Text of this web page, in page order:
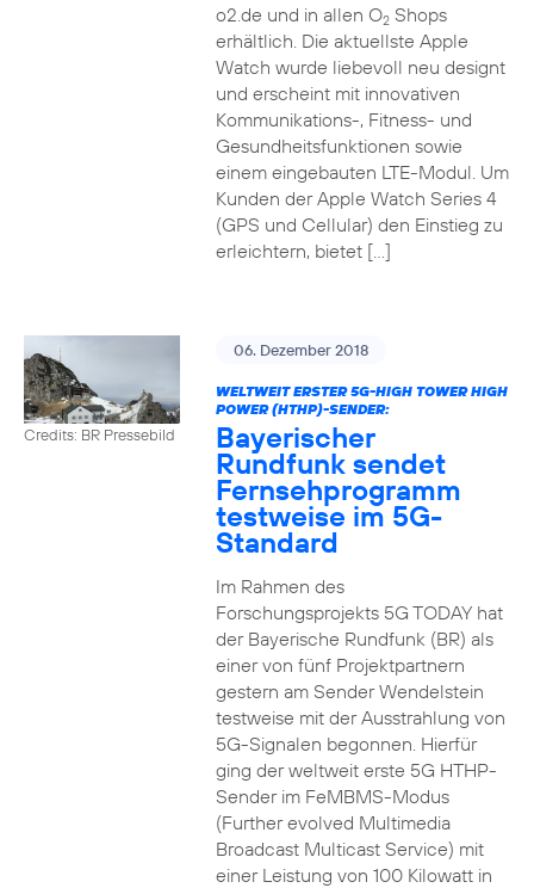
o2.de und in allen O2Shops
erhältlich. Die aktuellste Apple
Watch wurde liebevoll neu designt
und erscheint mit innovativen
Kommunikations-, Fitness- und
Gesundheitsfunktionen sowie
einem eingebauten LTE-Modul. Um
Kunden der Apple Watch Series 4
(GPS und Cellular) den Einstieg zu
erleichtern, bietet […]
Credits: BR Pressebild
06. Dezember 2018
WELTWEIT ERSTER 5G-HIGH TOWER HIGH
POWER (HTHP)-SENDER:
Bayerischer
Rundfunk sendet
Fernsehprogramm
testweise im 5G-
Standard
Im Rahmen des
Forschungsprojekts 5G TODAY hat
der Bayerische Rundfunk (BR) als
einer von fünf Projektpartnern
gestern am Sender Wendelstein
testweise mit der Ausstrahlung von
5G-Signalen begonnen. Hierfür
ging der weltweit erste 5G HTHP-
Sender im FeMBMS-Modus
(Further evolved Multimedia
Broadcast Multicast Service) mit
einer Leistung von 100 Kilowatt in